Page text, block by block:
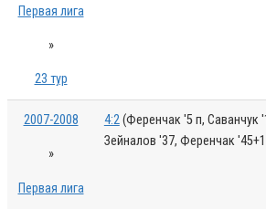
Первая лига
»
23 тур
2007-2008
»
Первая лига
4:2(Ференчак '5 п, Саванчук
Зейналов '37, Ференчак